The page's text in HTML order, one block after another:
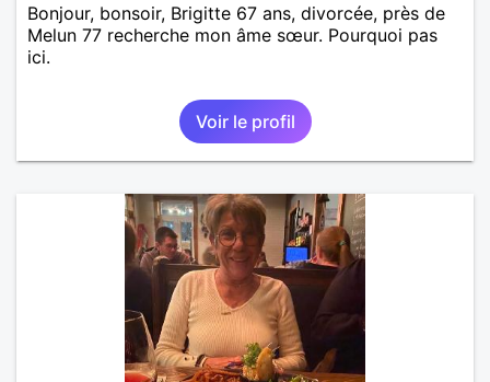
Bonjour, bonsoir, Brigitte 67 ans, divorcée, près de
Melun 77 recherche mon âme sœur. Pourquoi pas
ici.
Voir le profil